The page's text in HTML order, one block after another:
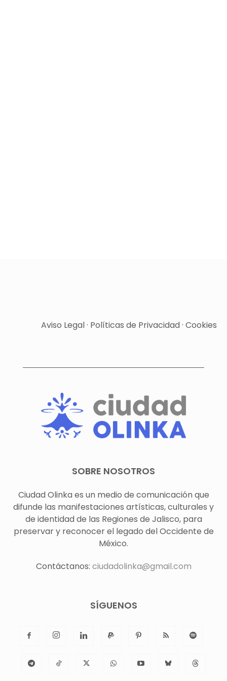
Aviso Legal· Políticas de Privacidad· Cookies
SOBRE NOSOTROS
Ciudad Olinka es un medio de comunicación que
difunde las manifestaciones artísticas, culturales y
de identidad de las Regiones de Jalisco, para
preservar y reconocer el legado del Occidente de
México.
Contáctanos: ciudadolinka@gmail.com
SÍGUENOS